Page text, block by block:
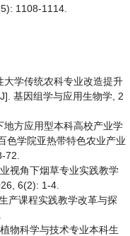
1108-1114.
学传统农科专业改造提升
基因组学与应用生物学, 2
方应用型本科高校产业学
学院亚热带特色农业产业
72.
视角下烟草专业实践教学
6(2): 1-4.
产课程实践教学改革与探
物科学与技术专业本科生